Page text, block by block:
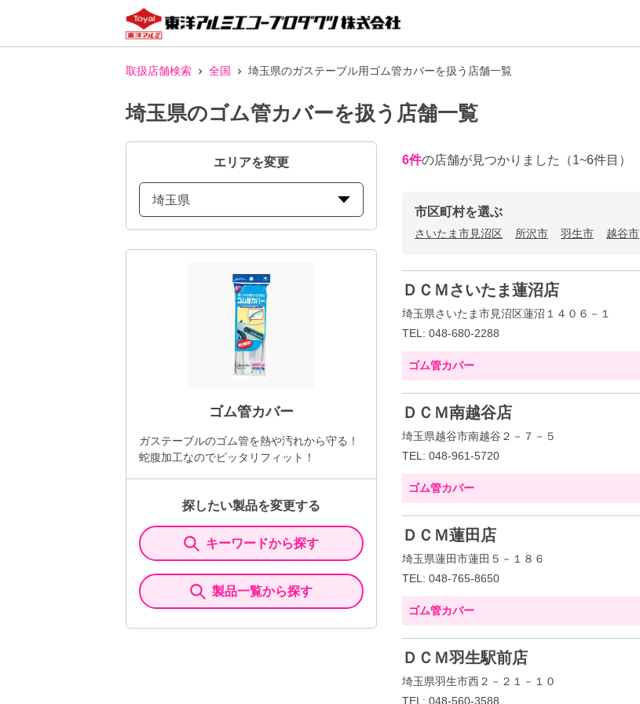
取扱店舗検索 全国 埼玉県のガステーブル用ゴム管カバーを扱う店舗一覧
埼玉県のゴム管カバーを扱う店舗一覧
エリアを変更
埼玉県
ゴム管カバー
ガステーブルのゴム管を熱や汚れから守る！
蛇腹加工なのでピッタリフィット！
探したい製品を変更する
キーワードから探す
製品一覧から探す
6件の店舗が見つかりました （1~6件目）
市区町村を選ぶ
さいたま市見沼区 所沢市 羽生市 越谷市
ＤＣＭさいたま蓮沼店
埼玉県さいたま市見沼区蓮沼１４０６－１
TEL: 048-680-2288
ゴム管カバー
ＤＣＭ南越谷店
埼玉県越谷市南越谷２－７－５
TEL: 048-961-5720
ゴム管カバー
ＤＣＭ蓮田店
埼玉県蓮田市蓮田５－１８６
TEL: 048-765-8650
ゴム管カバー
ＤＣＭ羽生駅前店
埼玉県羽生市西２－２１－１０
TEL: 048-560-3588